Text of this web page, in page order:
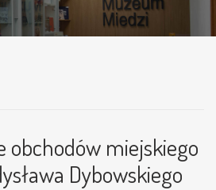
obchodów miejskiego
Dybowskiego